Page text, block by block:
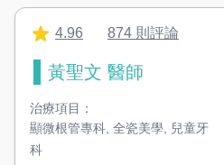
4.96 874 則評論
黃聖文 醫師
治療項目：
顯微根管專科 全瓷美學
兒童牙
科